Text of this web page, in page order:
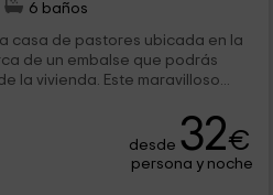
6 baños
casa de pastores ubicada en la
de un embalse que podrás
la vivienda. Este maravilloso...
desde 32€
persona y noche